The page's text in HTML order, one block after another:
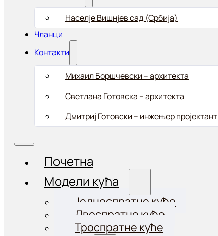
Населје Вишнјев сад (Србија)
Чланци
Контакти
Михаил Боршчевски – aрхитекта
Светлана Готовска – архитекта
Дмитриј Готовски – инжењер пројектант
Почетна
Модели кућа
Једноспратне куће
Двоспратне куће
Троспратне куће